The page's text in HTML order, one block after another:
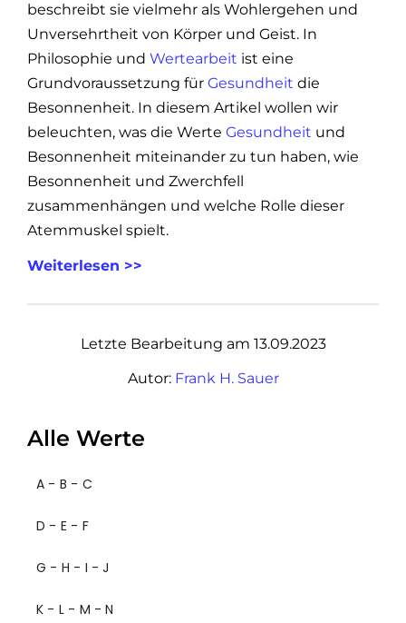
beschreibt sie vielmehr als Wohlergehen und
Unversehrtheit von Körper und Geist. In
Philosophie und Wertearbeit ist eine
Grundvoraussetzung für Gesundheit die
Besonnenheit. In diesem Artikel wollen wir
beleuchten, was die Werte Gesundheit und
Besonnenheit miteinander zu tun haben, wie
Besonnenheit und Zwerchfell
zusammenhängen und welche Rolle dieser
Atemmuskel spielt.
Weiterlesen >>
Letzte Bearbeitung am 13.09.2023
Autor: Frank H. Sauer
Alle Werte
A - B - C
D - E - F
G - H - I - J
K - L - M - N